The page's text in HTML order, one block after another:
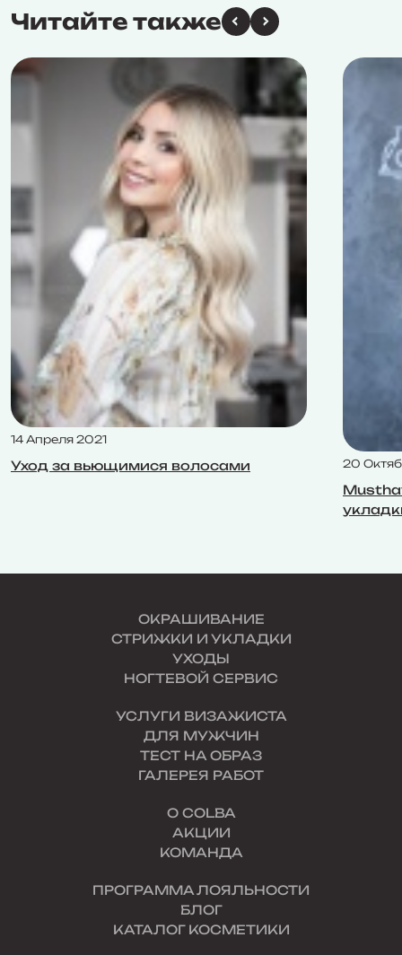
Читайте также
14 Апреля 2021
Уход за вьющимися волосами 20
ОКРАШИВАНИЕ
СТРИЖКИ И УКЛАДКИ
УХОДЫ
НОГТЕВОЙ СЕРВИС
УСЛУГИ ВИЗАЖИСТА
ДЛЯ МУЖЧИН
ТЕСТ НА ОБРАЗ
ГАЛЕРЕЯ РАБОТ
О COLBA
АКЦИИ
КОМАНДА
ПРОГРАММА ЛОЯЛЬНОСТИ
БЛОГ
КАТАЛОГ КОСМЕТИКИ